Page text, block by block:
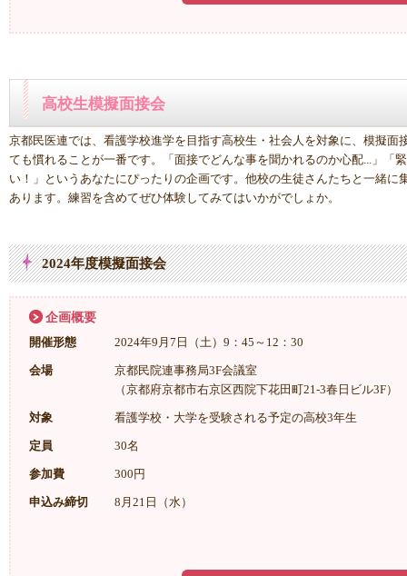
高校生模擬面接会
京都民医連では、看護学校進学を目指す高校生・社会人を対象に、模擬面
ても慣れることが一番です。「面接でどんな事を聞かれるのか心配...」「
い！」というあなたにぴったりの企画です。他校の生徒さんたちと一緒に
あります。練習を含めてぜひ体験してみてはいかがでしょか。
2024年度模擬面接会
企画概要
開催形態 2024年9月7日（土）9：45～12：30
会場
京都民院連事務局3F会議室
（京都府京都市右京区西院下花田町21-3春日ビル3F）
対象 看護学校・大学を受験される予定の高校3年生
定員 30名
参加費 300円
申込み締切 8月21日（水）